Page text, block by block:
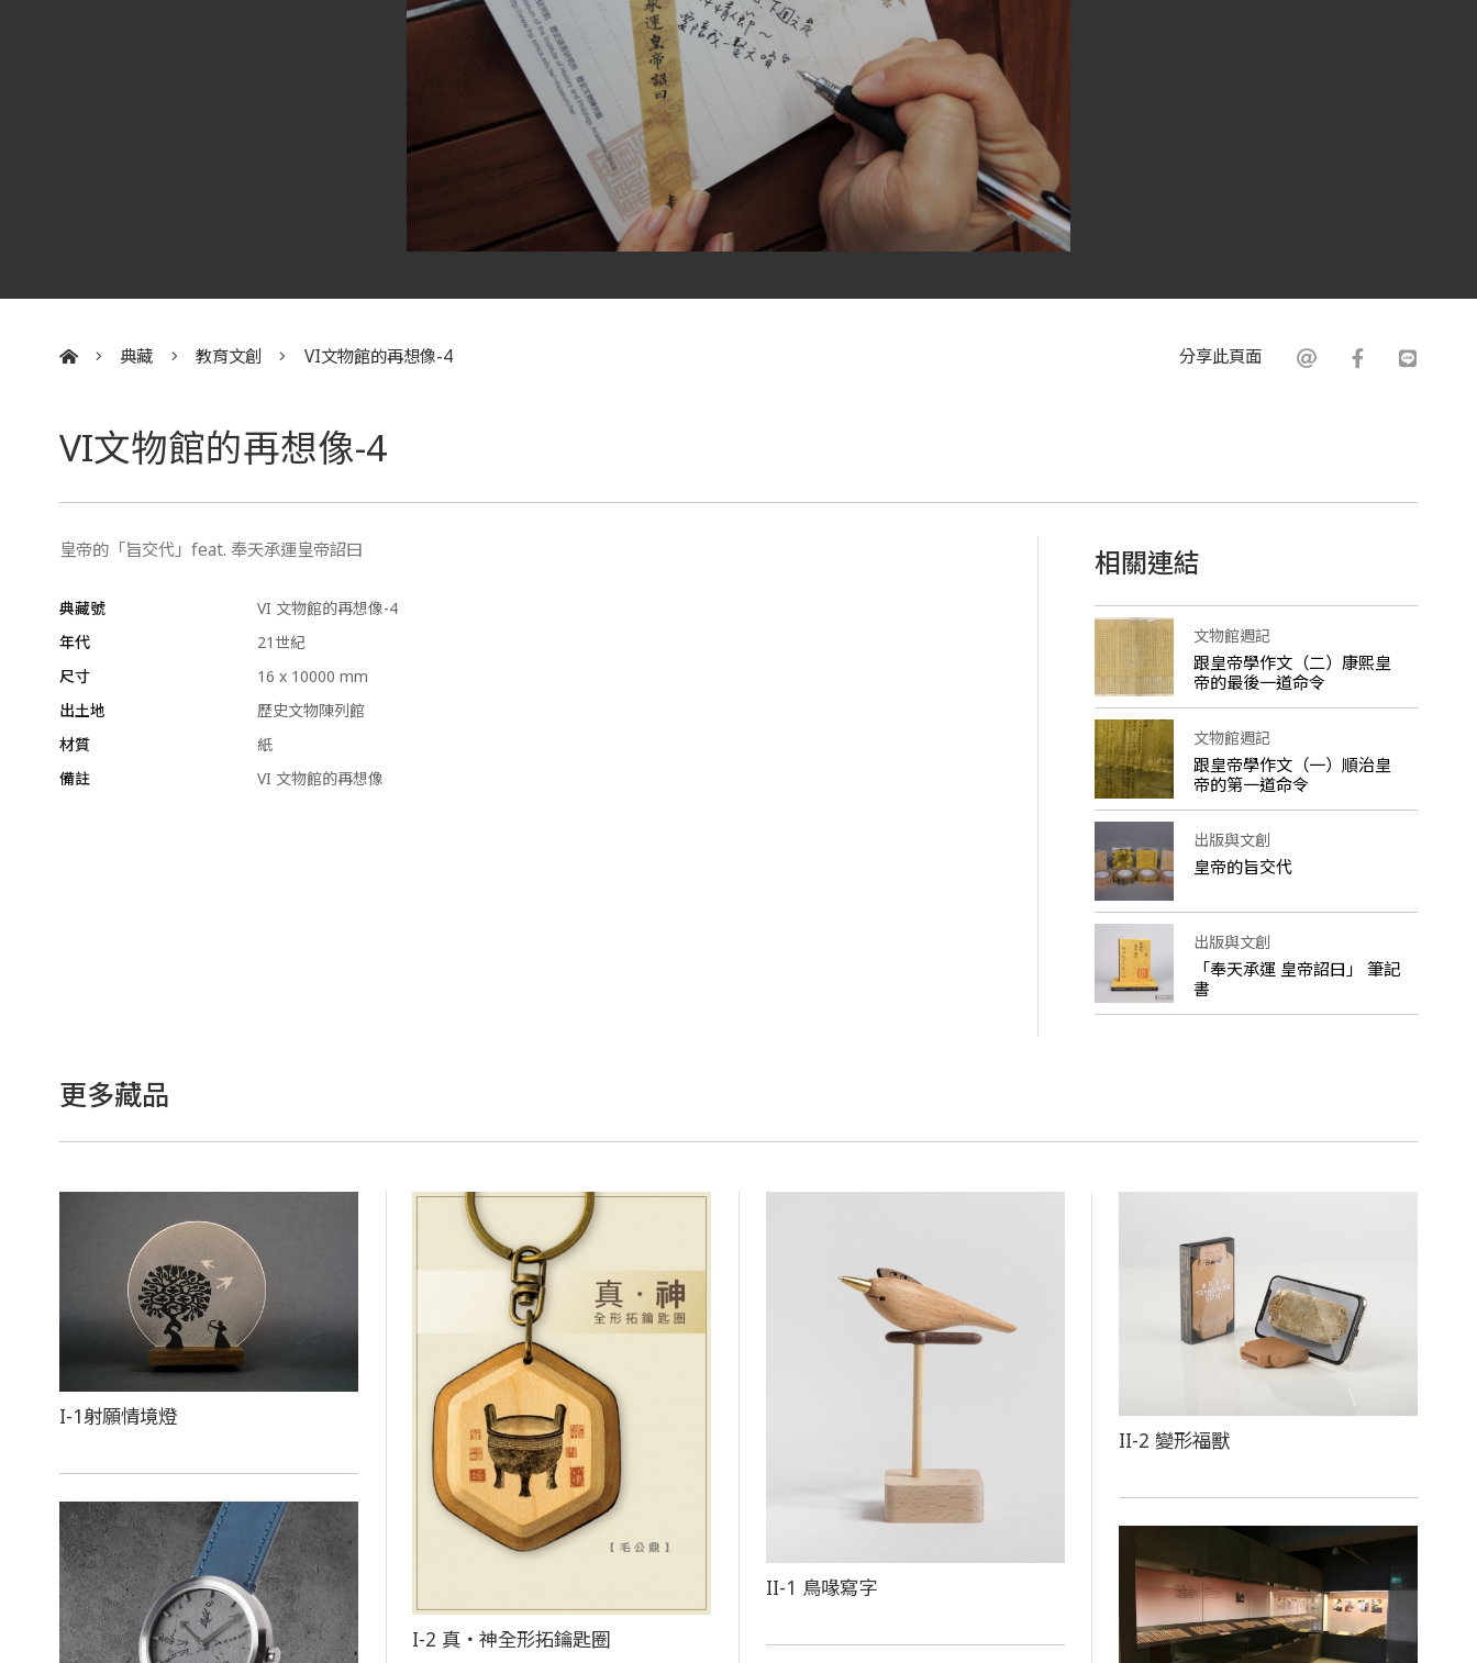
典藏 教育文創 VI文物館的再想像-4 分享此頁面
VI文物館的再想像-4
皇帝的「旨交代」feat. 奉天承運皇帝詔曰
典藏號
VI 文物館的再想像-4
年代
21世紀
尺寸
16 x 10000 mm
出土地
歷史文物陳列館
材質
紙
備註
VI 文物館的再想像
相關連結
文物館週記
跟皇帝學作文（二）康熙皇
帝的最後一道命令
文物館週記
跟皇帝學作文（一）順治皇
帝的第一道命令
出版與文創
皇帝的旨交代
出版與文創
「奉天承運 皇帝詔曰」 筆記
書
更多藏品
I-1射願情境燈
I-2 真 ．神全形拓鑰匙圈
II-1 鳥喙寫字
II-2 變形福獸